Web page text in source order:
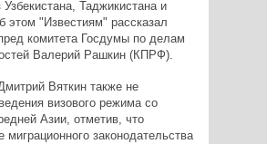
Узбекистана, Таджикистана и
этом "Известиям" рассказал
комитета Госдумы по делам
Валерий Рашкин (КПРФ).
Вяткин также не
визового режима со
Азии, отметив, что
миграционного законодательства